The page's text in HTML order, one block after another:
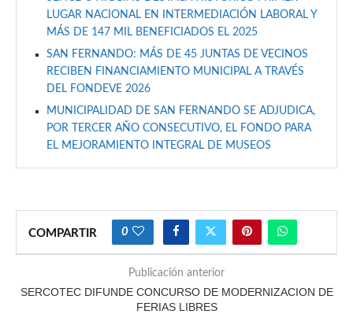
LUGAR NACIONAL EN INTERMEDIACIÓN LABORAL Y
MÁS DE 147 MIL BENEFICIADOS EL 2025
SAN FERNANDO: MÁS DE 45 JUNTAS DE VECINOS
RECIBEN FINANCIAMIENTO MUNICIPAL A TRAVÉS
DEL FONDEVE 2026
MUNICIPALIDAD DE SAN FERNANDO SE ADJUDICA,
POR TERCER AÑO CONSECUTIVO, EL FONDO PARA
EL MEJORAMIENTO INTEGRAL DE MUSEOS
COMPARTIR 0
Publicación anterior
SERCOTEC DIFUNDE CONCURSO DE MODERNIZACION DE
FERIAS LIBRES